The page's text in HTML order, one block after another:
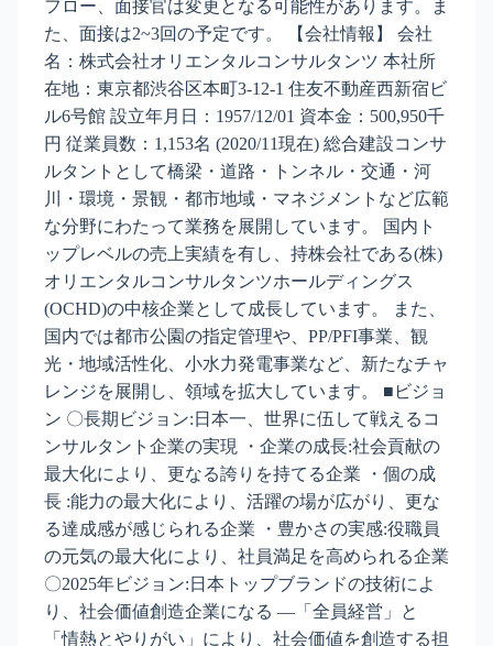
フロー、面接官は変更となる可能性があります。ま
た、面接は2~3回の予定です。 【会社情報】 会社
名：株式会社オリエンタルコンサルタンツ 本社所
在地：東京都渋谷区本町3-12-1 住友不動産西新宿ビ
ル6号館 設立年月日：1957/12/01 資本金：500,950千
円 従業員数：1,153名 (2020/11現在) 総合建設コンサ
ルタントとして橋梁・道路・トンネル・交通・河
川・環境・景観・都市地域・マネジメントなど広範
な分野にわたって業務を展開しています。 国内ト
ップレベルの売上実績を有し、持株会社である(株)
オリエンタルコンサルタンツホールディングス
(OCHD)の中核企業として成長しています。 また、
国内では都市公園の指定管理や、PP/PFI事業、観
光・地域活性化、小水力発電事業など、新たなチャ
レンジを展開し、領域を拡大しています。 ■ビジョ
ン 〇長期ビジョン:日本一、世界に伍して戦えるコ
ンサルタント企業の実現 ・企業の成長:社会貢献の
最大化により、更なる誇りを持てる企業 ・個の成
長 :能力の最大化により、活躍の場が広がり、更な
る達成感が感じられる企業 ・豊かさの実感:役職員
の元気の最大化により、社員満足を高められる企業
〇2025年ビジョン:日本トップブランドの技術によ
り、社会価値創造企業になる ―「全員経営」と
「情熱とやりがい」により、社会価値を創造する担